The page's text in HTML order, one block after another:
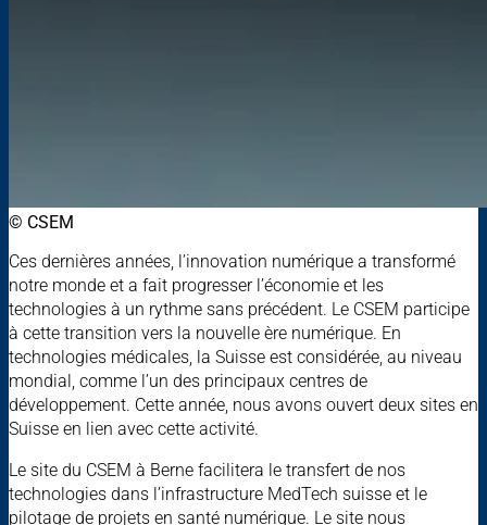
© CSEM
Ces dernières années, l’innovation numérique a transformé
notre monde et a fait progresser l’économie et les
technologies à un rythme sans précédent. Le CSEM participe
à cette transition vers la nouvelle ère numérique. En
technologies médicales, la Suisse est considérée, au niveau
mondial, comme l’un des principaux centres de
développement. Cette année, nous avons ouvert deux sites en
Suisse en lien avec cette activité.
Le site du CSEM à Berne facilitera le transfert de nos
technologies dans l’infrastructure MedTech suisse et le
pilotage de projets en santé numérique. Le site nous